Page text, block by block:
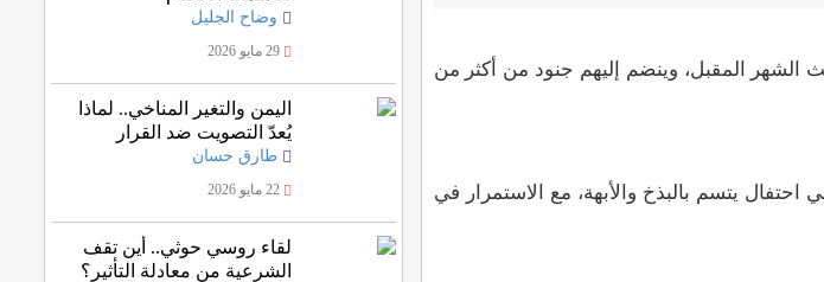
الثالث الشهر المقبل، وينضم إليهم جنود من أكثر من
يتسم بالبذخ والأبهة، مع الاستمرار في
وضاح الجليل
29 مايو 2026
اليمن والتغير المناخي.. لماذا
يُعدّ التصويت ضد القرار
الأممي خسارة للمصلحة
اليمنية؟
طارق حسان
22 مايو 2026
لقاء روسي حوثي.. أين تقف
الشرعية من معادلة التأثير؟